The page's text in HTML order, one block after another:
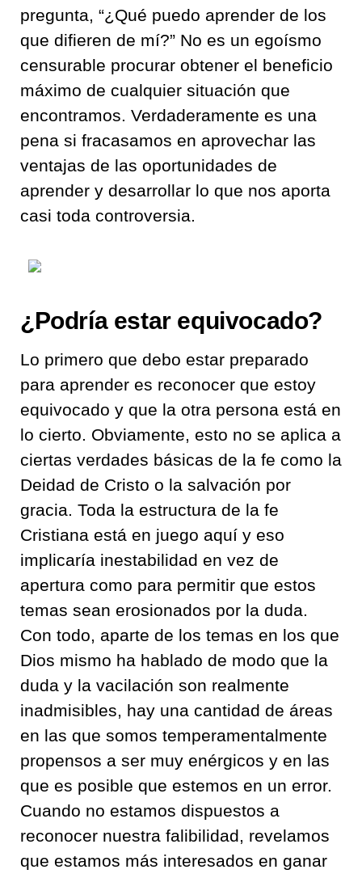
pregunta, “¿Qué puedo aprender de los
que difieren de mí?” No es un egoísmo
censurable procurar obtener el beneficio
máximo de cualquier situación que
encontramos Verdaderamente es una
pena si fracasamos en aprovechar las
ventajas de las oportunidades de
aprender y desarrollar lo que nos aporta
casi toda controversia
¿Podría estar equivocado?
Lo primero que debo estar preparado
para aprender es reconocer que estoy
equivocado y que la otra persona está en
lo cierto
Obviamente, esto no se aplica a
ciertas verdades básicas de la fe como la
Deidad de Cristo o la salvación por
gracia
Toda la estructura de la fe
Cristiana está en juego aquí y eso
implicaría inestabilidad en vez de
apertura como para permitir que estos
temas sean erosionados por la duda
Con todo, aparte de los temas en los que
Dios mismo ha hablado de modo que la
duda y la vacilación son realmente
inadmisibles, hay una cantidad de áreas
en las que somos temperamentalmente
propensos a ser muy enérgicos y en las
que es posible que estemos en un error.
Cuando no estamos dispuestos a
reconocer nuestra falibilidad, revelamos
que estamos más interesados en ganar